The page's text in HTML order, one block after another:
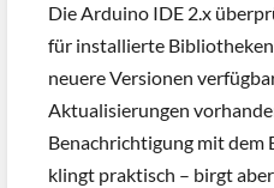
Die Arduino IDE 2.x
für installierte
neuere Versionen
Aktualisierungen
Benachrichtigung mit dem
klingt praktisch – birgt